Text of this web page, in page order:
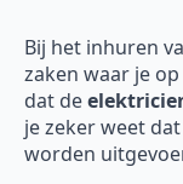
Bij het inhuren
zaken waar je
dat de
je zeker weet
worden